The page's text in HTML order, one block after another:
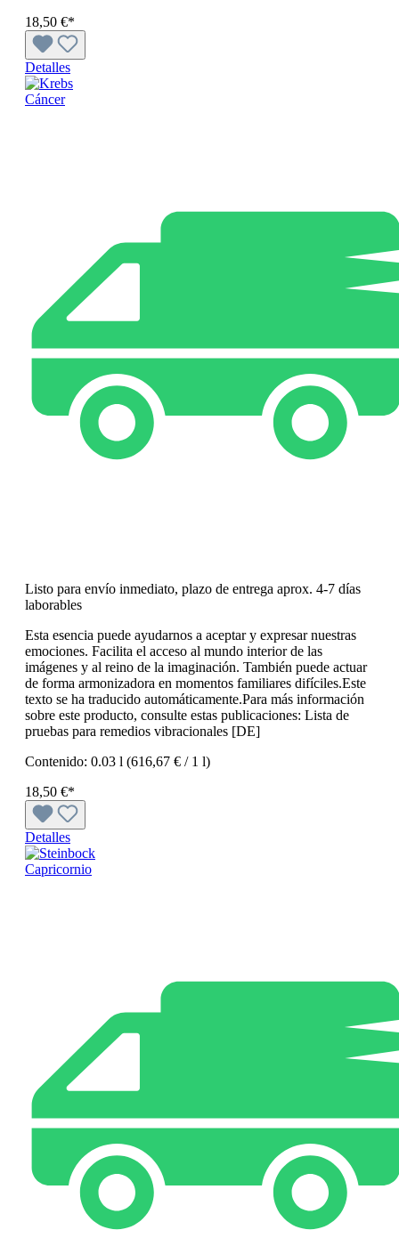
18,50 €*
Detalles
Cáncer
Listo para envío inmediato, plazo de entrega aprox. 4-7 días
laborables
Esta esencia puede ayudarnos a aceptar y expresar nuestras
emociones. Facilita el acceso al mundo interior de las
imágenes y al reino de la imaginación. También puede actuar
de forma armonizadora en momentos familiares difíciles.Este
texto se ha traducido automáticamente.Para más información
sobre este producto, consulte estas publicaciones: Lista de
pruebas para remedios vibracionales [DE]
Contenido: 0.03 l (616,67 € / 1 l)
18,50 €*
Detalles
Capricornio